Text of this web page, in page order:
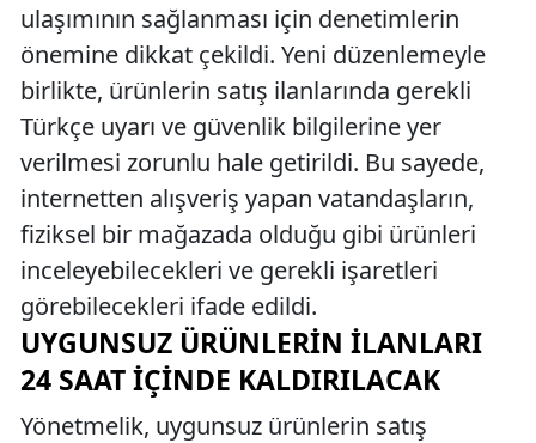
ulaşımının sağlanması için denetimlerin
önemine dikkat çekildi. Yeni düzenlemeyle
birlikte, ürünlerin satış ilanlarında gerekli
Türkçe uyarı ve güvenlik bilgilerine yer
verilmesi zorunlu hale getirildi. Bu sayede,
internetten alışveriş yapan vatandaşların,
fiziksel bir mağazada olduğu gibi ürünleri
inceleyebilecekleri ve gerekli işaretleri
görebilecekleri ifade edildi.
UYGUNSUZ ÜRÜNLERIN İLANLARI
24 SAAT İÇINDE KALDIRILACAK
Yönetmelik, uygunsuz ürünlerin satış